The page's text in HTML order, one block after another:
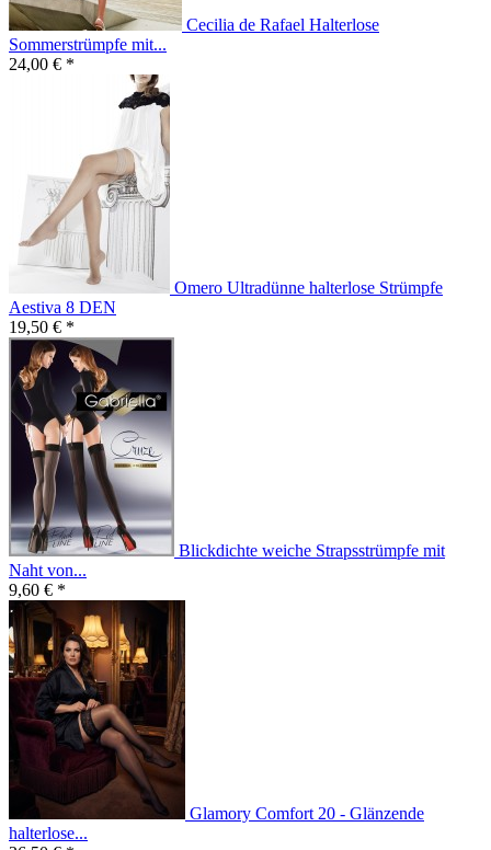
Cecilia de Rafael Halterlose
Sommerstrümpfe mit...
24,00 € *
Omero Ultradünne halterlose Strümpfe
Aestiva 8 DEN
19,50 € *
Blickdichte weiche Strapsstrümpfe mit
Naht von...
9,60 € *
Glamory Comfort 20 - Glänzende
halterlose...